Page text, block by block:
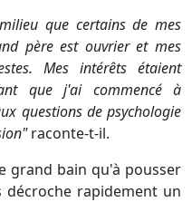
que certains de mes
père est ouvrier et mes
Mes intérêts étaient
que j'ai commencé à
questions de psychologie
raconte-t-il.
grand bain qu'à pousser
décroche rapidement un